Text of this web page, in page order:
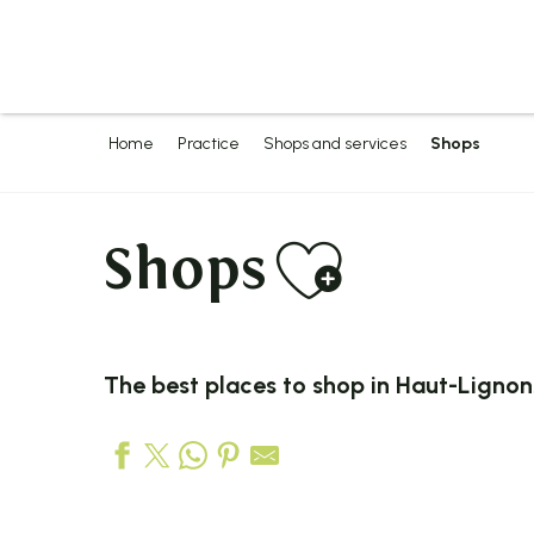
Home Practice Shops and services Shops
Shops
The best places to shop in Haut-